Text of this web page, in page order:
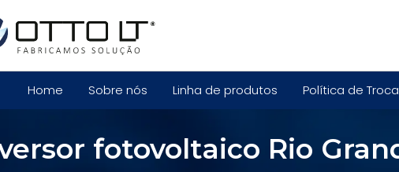
Home Sobre nós Linha de produtos Política de
fotovoltaico Rio